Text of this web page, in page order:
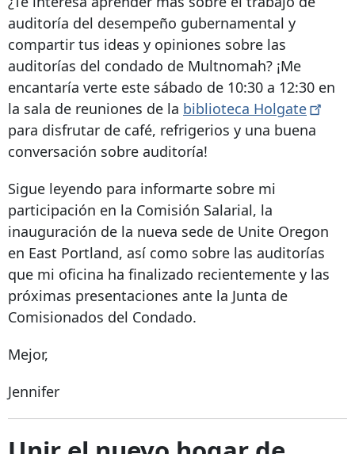
auditoría del desempeño gubernamental y
compartir tus ideas y opiniones sobre las
auditorías del condado de Multnomah? ¡Me
encantaría verte este sábado de 10:30 a 12:30 en
la sala de reuniones de la biblioteca Holgate
para disfrutar de café, refrigerios y una buena
conversación sobre auditoría!
Sigue leyendo para informarte sobre mi
participación en la Comisión Salarial, la
inauguración de la nueva sede de Unite Oregon
en East Portland, así como sobre las auditorías
que mi oficina ha finalizado recientemente y las
próximas presentaciones ante la Junta de
Comisionados del Condado.
Mejor,
Jennifer